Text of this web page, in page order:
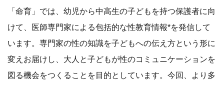
「命育」では、幼児から中高生の子どもを持つ保護者に向
けて、医師専門家による包括的な性教育情報*を発信して
います。専門家の性の知識を子どもへの伝え方という形に
変えお届けし、大人と子どもが性のコミュニケーションを
図る機会をつくることを目的としています。今回、より多